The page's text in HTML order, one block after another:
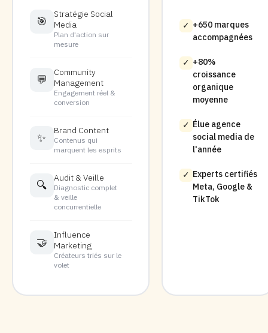
🎯
Stratégie Social
Media
Plan d'action sur
mesure
💬
Community
Management
Engagement réel &
conversion
✨
Brand Content
Contenus qui
marquent les esprits
🔍
Audit & Veille
Diagnostic complet
& veille
concurrentielle
🤝
Influence
Marketing
Créateurs triés sur le
volet
✓ +650 marques
accompagnées
✓ +80%
croissance
organique
moyenne
✓ Élue agence
social media de
l'année
✓ Experts certifiés
Meta, Google &
TikTok